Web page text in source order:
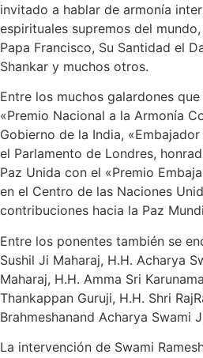
invitado a hablar de armonía
espirituales supremos del
Papa Francisco, Su Santidad el
Shankar y muchos otros.
Entre los muchos galardones
«Premio Nacional a la Armonía
Gobierno de la India,
el Parlamento de Londres,
Paz Unida con el «Premio
en el Centro de las Naciones
contribuciones hacia la Paz
Entre los ponentes también se
Sushil Ji Maharaj, H.H. Acharya
Maharaj, H.H. Amma Sri
Thankappan Guruji, H.H. Shri
Brahmeshanand Acharya Swami
La intervención de Swami